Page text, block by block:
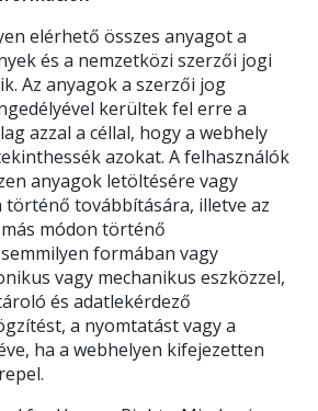
elérhető összes anyagot a
és a nemzetközi szerzői jogi
Az anyagok a szerzői jog
kerültek fel erre a
azzal a céllal, hogy a webhely
azokat. A felhasználók
anyagok letöltésére vagy
továbbítására, illetve az
módon történő
formában vagy
vagy mechanikus eszközzel,
és adatlekérdező
a nyomtatást vagy a
ha a webhelyen kifejezetten